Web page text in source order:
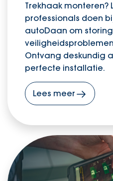
Trekhaak monteren?
professionals doen
autoDaan om
Ontvang deskundig
perfecte installatie.
Lees meer